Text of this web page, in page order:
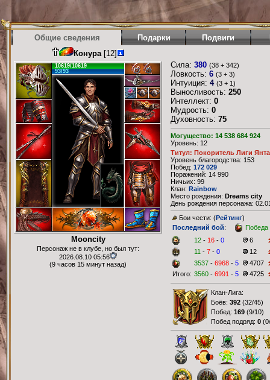
Общие сведения Подарки Подвиги
Конура[12]
10619/10619
93/93
Mooncity
Персонаж не в клубе, но был тут:
2026.08.10 05:56
(9 часов 15 минут назад)
Сила: 380 (38 + 342)
Ловкость: 6 (3 + 3)
Интуиция: 4 (3 + 1)
Выносливость: 250
Интеллект: 0
Мудрость: 0
Духовность: 75
Могущество: 14 538 684 924
Уровень: 12
Титул: Покоритель Лиги
Уровень благородства: 153
Побед: 172 029
Поражений: 14 990
Ничьих: 99
Клан: Rainbow
Место рождения: Dreams city
День рождения персонажа:
Бои чести: (Рейтинг)
Последний бой:
Победа
12 - 16 - 0
6
11 - 7 - 0
12
3537 - 6968 - 5
4707
Итого: 3560 - 6991 - 5 4725
Клан-Лига:
Боёв: 392 (32/45)
Побед: 169 (9/10)
Побед подряд: 0 (